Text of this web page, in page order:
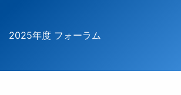
2025年度 フォーラム